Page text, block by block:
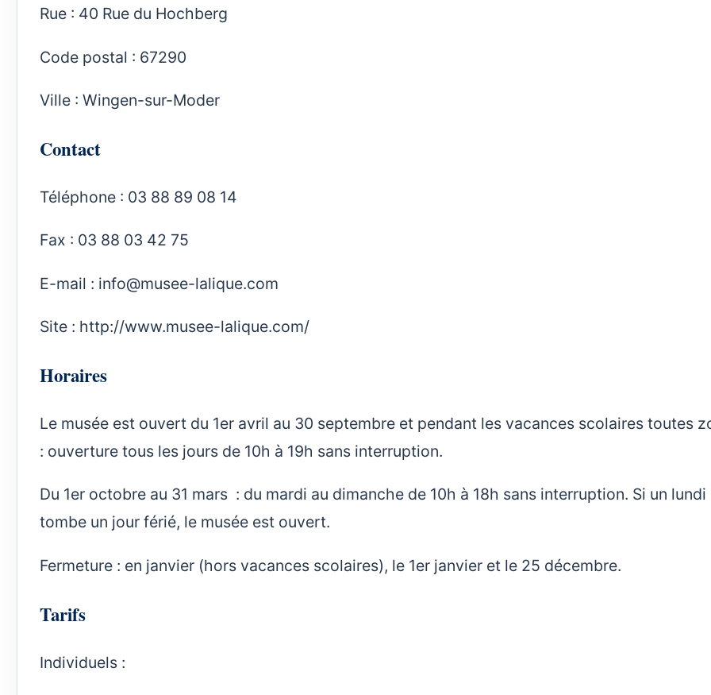
Rue : 40 Rue du Hochberg
Code postal : 67290
Ville : Wingen-sur-Moder
Contact
Téléphone : 03 88 89 08 14
Fax : 03 88 03 42 75
E-mail : info@musee-lalique.com
Site : http://www.musee-lalique.com/
Horaires
Le musée est ouvert du 1er avril au 30 septembre et pendant les vacances scolaires toutes
: ouverture tous les jours de 10h à 19h sans interruption.
Du 1er octobre au 31 mars : du mardi au dimanche de 10h à 18h sans interruption. Si un lundi
tombe un jour férié, le musée est ouvert.
Fermeture : en janvier (hors vacances scolaires), le 1er janvier et le 25 décembre.
Tarifs
Individuels :